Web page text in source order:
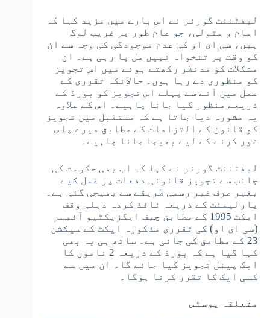
لیفٹننٹ گورنر نے اس بارے میں مزید کہا کہ
امام و متولی، جو عام طور پر غریب لوگ
ہیں، سی ای او کی عدم موجودگی کی وجہ سے ان
کو وقت پر تنخواہ نہیں مل پا رہی ہے۔ ان
مشکلات کو مدنظر رکھتے ہوئے میں اس تجویز
کو منظوری دے رہا ہوں۔ حالانکہ تقرری کے
عمل میں آنے سے پہلے اس تجویز کو بورڈ کے
ذریعے منظور کیا جانا چاہیے۔ اس کے علاوہ
یہ مشورہ دیا جاتا ہے کہ مستقبل میں تجویز
کو قانون کے التزامات کے مطابق میرے پاس
غور کرنے کے لیے بھیجا جانا چاہیے۔
لیفٹننٹ گورنر نے کہا کہ اب بھی حکومت کی
جانب سے تجویز قانونی دفعات پر عمل کیے
بغیر صرف غیر رسمی طریقے سے بھیجی گئی ہے۔
پارلیمنٹ کے ذریعہ نافذ کردہ دہلی وقف
ایکٹ 1995 کے مطابق چیف ایگزیکٹیو آفیسر
(سی ای او) کی تقرری مذکورہ ایکٹ کے سیکشن
23 کے مطابق کی جانی ہے۔ ساتھ ہی یہ بھی
کہا گیا ہے کہ بورڈ کے ذریعہ 2 ناموں کا
ایک پینل تجویز کیا جائے گا۔ ان میں سے
کسی ایک کا تقرر کرنا ہوگا۔
متعلقہ پوسٹس